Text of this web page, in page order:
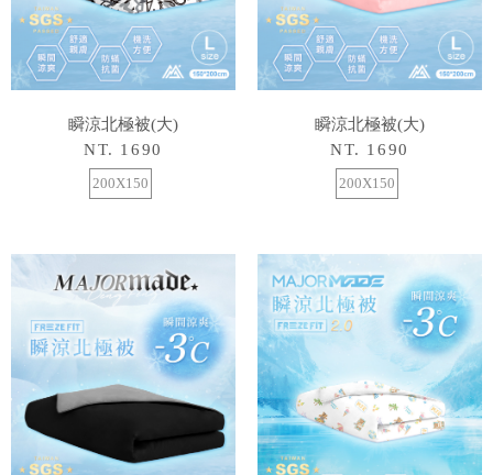
瞬涼北極被(大)
NT. 1690
200X150
瞬涼北極被(大)
NT. 1690
200X150